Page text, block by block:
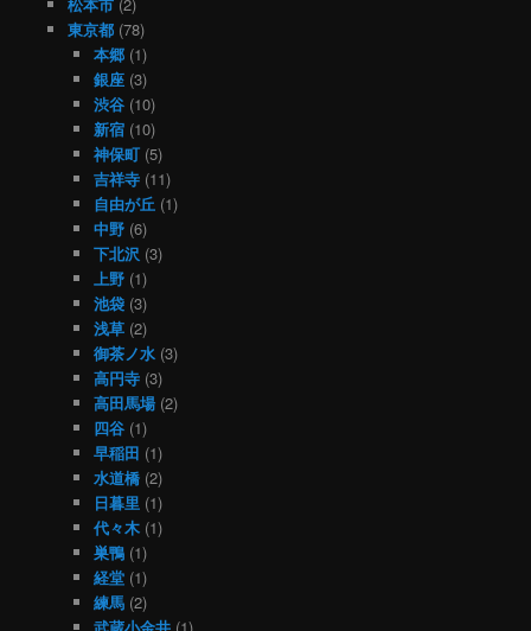
東京都(78)
本郷 (1)
銀座 (3)
渋谷 (10)
新宿 (10)
神保町 (5)
吉祥寺 (11)
自由が丘 (1)
中野 (6)
下北沢 (3)
上野 (1)
池袋 (3)
浅草 (2)
御茶ノ水 (3)
高円寺 (3)
高田馬場 (2)
四谷 (1)
早稲田 (1)
水道橋 (2)
日暮里 (1)
代々木 (1)
巣鴨 (1)
経堂 (1)
練馬 (2)